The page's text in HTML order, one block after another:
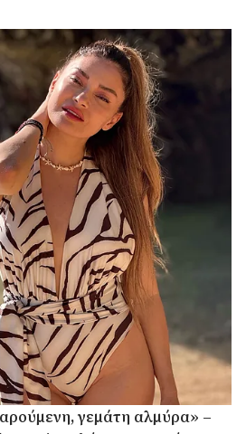
γεμάτη αλμύρα» –